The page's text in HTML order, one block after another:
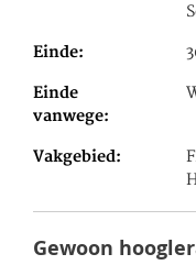
Einde
Einde
vanwege
Vakgebied
Gewoon